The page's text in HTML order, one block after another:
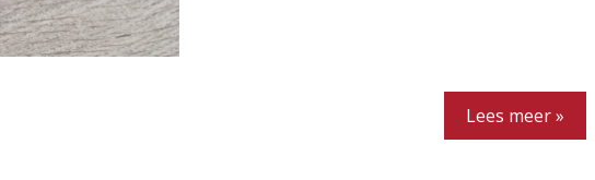
Lees meer »